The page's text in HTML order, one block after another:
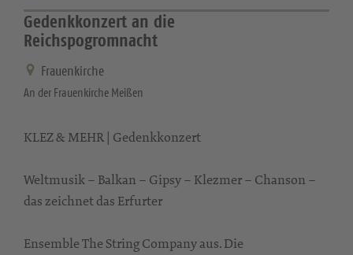
Gedenkkonzert an die
Reichspogromnacht
Frauenkirche
An der Frauenkirche Meißen
KLEZ & MEHR | Gedenkkonzert
Weltmusik – Balkan – Gipsy – Klezmer – Chanson –
das zeichnet das Erfurter
Ensemble The String Company aus. Die